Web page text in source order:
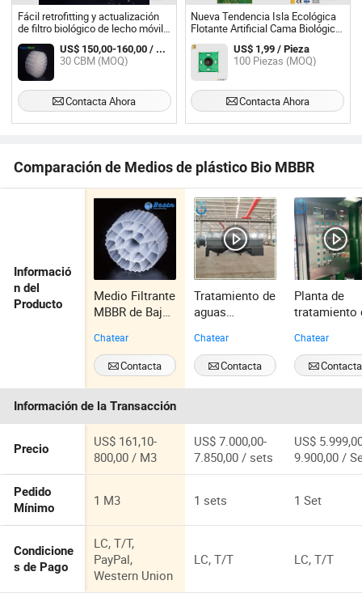
Fácil retrofitting y actualización
de filtro biológico de lecho móvil
MBBR para sistema de granja de
reducción
US$ 150,00-160,00 / CBM
30 CBM (MOQ)
Contacta Ahora
Nueva Tendencia Isla Ecológica
Flotante Artificial Cama Biológica
Flotante
US$ 1,99 / Pieza
100 Piezas (MOQ)
Contacta Ahora
Comparación de Medios de plástico Bio MBBR
Informació
n del
Producto
Medio Filtrante
MBBR de Bajo
Aerador
Biológico
Usado en
Cama
Fluidizada
PE05
Chatear
Contacta
Ahora
Tratamiento de
aguas
flotación por
aire disuelto
de agricultura
doméstica
empaquetar
Chatear
Contacta
Ahora
Planta de
tratamiento
residuales
maquinaria
paquete de
exportación
industrial
biológica
Chatear
Contacta
Ahora
Información de la Transacción
Precio
US$ 161,10-
800,00 / M3
US$ 7.000,00-
7.850,00 / sets
US$
9.900,00 /
Pedido
Mínimo
1 M3 1 sets 1 Set
Condicione
s de Pago
LC, T/T,
PayPal,
Western Union
LC, T/T LC, T/T